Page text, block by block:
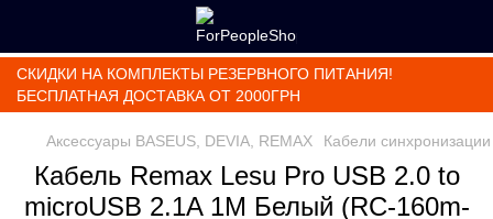
СКИДКИ НА КОМПЛЕКТЫ РЕЗЕРВНОГО ПИТАНИЯ!
БЕСПЛАТНАЯ ДОСТАВКА ОТ 2000ГРН
Аксессуары BASEUS, DEVIA, REMAX Кабели синхронизации
Кабель Remax Lesu Pro USB 2.0 to
microUSB 2.1A 1M Белый (RC-160m-